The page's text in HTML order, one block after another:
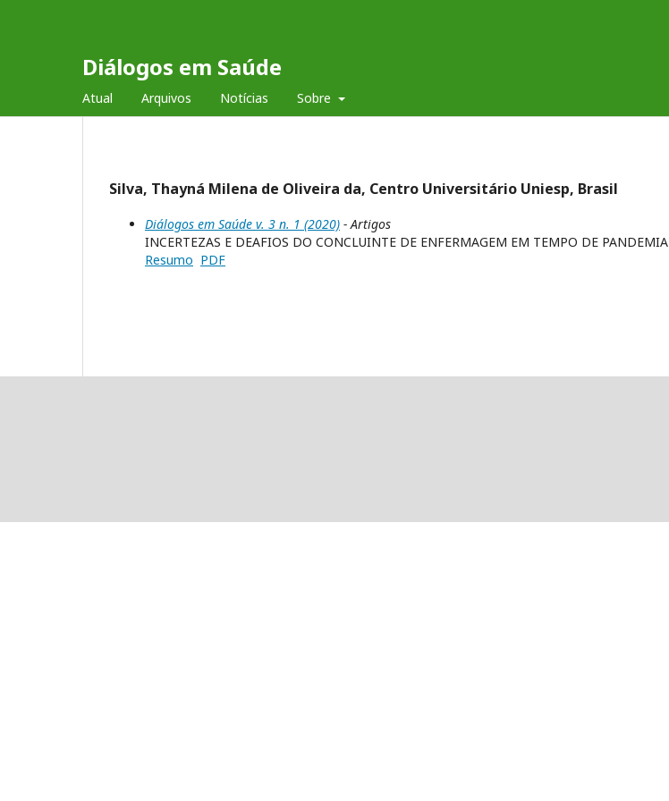
Diálogos em Saúde
Atual Arquivos Notícias Sobre
Silva, Thayná Milena de Oliveira da, Centro Universitário Uniesp, Brasil
Diálogos em Saúde v. 3 n. 1 (2020) - Artigos
INCERTEZAS E DEAFIOS DO CONCLUINTE DE ENFERMAGEM EM TEMPO DE PANDEMIA
Resumo PDF